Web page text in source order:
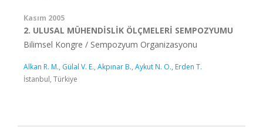
Kasım 2005
2. ULUSAL MÜHENDİSLİK ÖLÇMELERİ SEMPOZYUMU
Bilimsel Kongre / Sempozyum Organizasyonu
Alkan R. M., Gülal V. E., Akpınar B., Aykut N. O., Erden T.
İstanbul, Türkiye